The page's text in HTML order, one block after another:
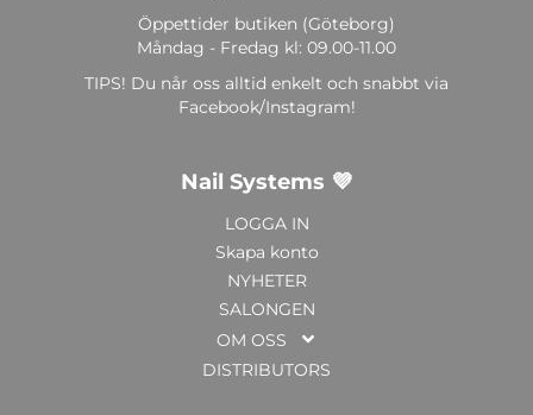
Öppettider butiken (Göteborg)
Måndag - Fredag kl: 09.00-11.00
TIPS! Du når oss alltid enkelt och snabbt via
Facebook/Instagram!
Nail Systems 💜
LOGGA IN
Skapa konto
NYHETER
SALONGEN
OM OSS
DISTRIBUTORS